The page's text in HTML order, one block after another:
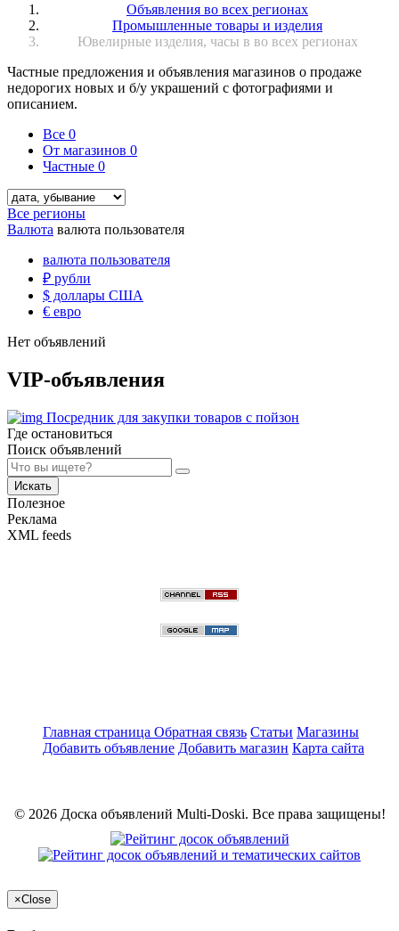
Объявления во всех регионах
Промышленные товары и изделия
Ювелирные изделия, часы в во всех регионах
Частные предложения и объявления магазинов о продаже
недорогих новых и б/у украшений с фотографиями и
описанием.
Все 0
От магазинов 0
Частные 0
Все регионы
Валюта валюта пользователя
валюта пользователя
₽ рубли
$ доллары США
€ евро
Нет объявлений
VIP-объявления
Посредник для закупки товаров с пойзон
Где остановиться
Поиск объявлений
Искать
Полезное
Реклама
XML feeds
Главная страница Обратная связь Статьи Магазины
Добавить объявление Добавить магазин Карта сайта
© 2026 Доска объявлений Multi-Doski. Все права защищены!
×Close